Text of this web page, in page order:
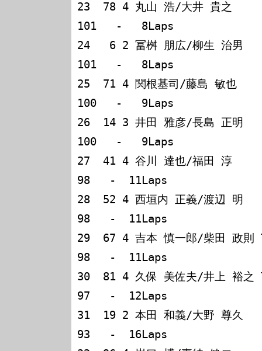
23  78 4 丸山 浩/大井 貴之
101   -   8Laps
24   6 2 冨桝 朋広/柳生 治男
101   -   8Laps
25  71 4 関根基司/藤島 敏也
100   -   9Laps
26  14 3 井田 雅彦/長島 正明
100   -   9Laps
27  41 4 谷川 達也/福田 淳
98   -  11Laps
28  52 4 西垣内 正義/渡辺 明
98   -  11Laps
29  67 4 吉本 慎一郎/柴田 政
98   -  11Laps
30  81 4 久保 美佐夫/井上 裕
97   -  12Laps
31  19 2 本田 和義/大野 尊久
93   -  16Laps